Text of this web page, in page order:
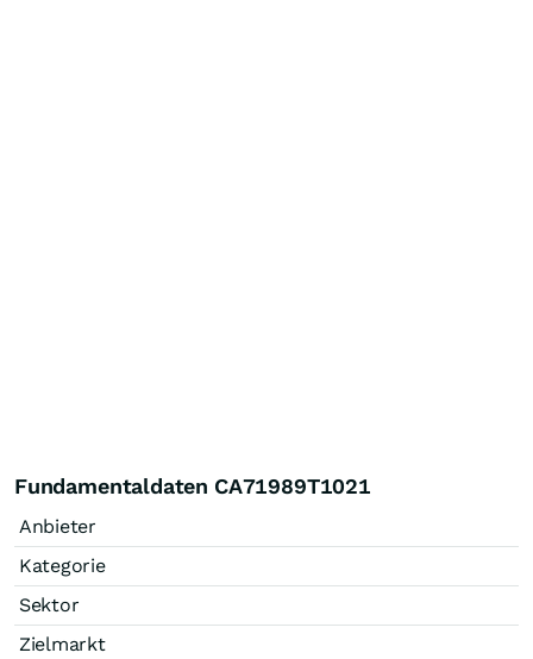
Fundamentaldaten CA71989T1021
Anbieter
Kategorie
Sektor
Zielmarkt